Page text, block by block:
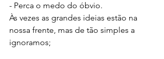
- Perca o medo do óbvio.
Às vezes as grandes ideias estão na
nossa frente, mas de tão simples a
ignoramos;